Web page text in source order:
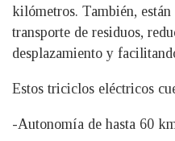
kilómetros. También,
transporte de residuos,
desplazamiento y
Estos triciclos eléctricos
-Autonomía de hasta 60